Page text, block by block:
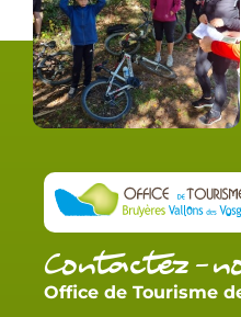
Contactez-
Office de Tourisme